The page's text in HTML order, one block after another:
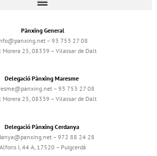
Pànxing General
– 93 753 27 08
Morera 25, 08339 – Vilassar de Dalt
Delegació Pànxing Maresme
– 93 753 27 08
Morera 25, 08339 – Vilassar de Dalt
Delegació Pànxing Cerdanya
– 972 88 24 28
Alfons I, 44 A, 17520 – Puigcerdà